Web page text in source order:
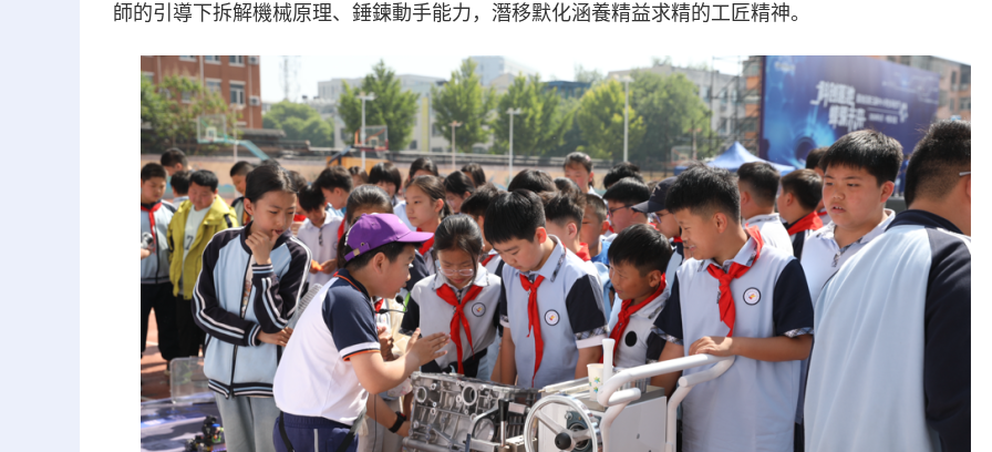
師的引導下拆解機械原理、錘鍊動手能力，潛移默化涵養精益求精的工匠精神。